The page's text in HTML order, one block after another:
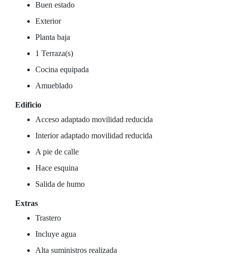
Buen estado
Exterior
Planta baja
1 Terraza(s)
Cocina equipada
Amueblado
Edificio
Acceso adaptado movilidad reducida
Interior adaptado movilidad reducida
A pie de calle
Hace esquina
Salida de humo
Extras
Trastero
Incluye agua
Alta suministros realizada